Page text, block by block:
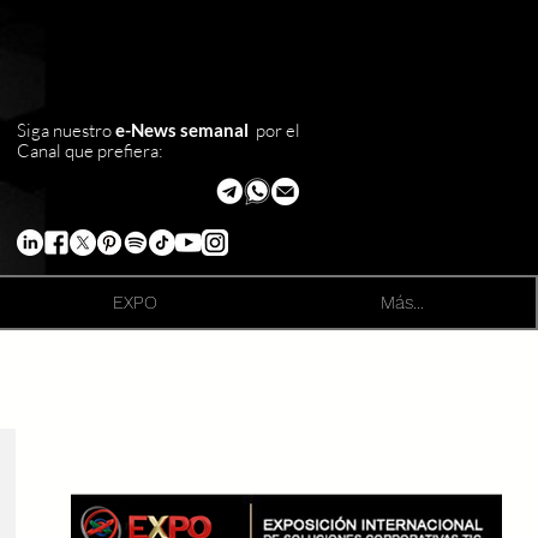
Siga nuestroe-News semanal por el
Canal que prefiera:
EXPO Más...